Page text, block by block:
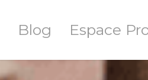
Blog Espace